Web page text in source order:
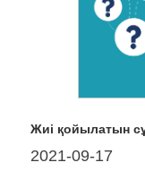
Жиі қойылатын
2021-09-17